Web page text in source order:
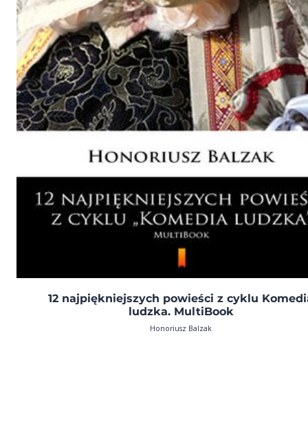
12 najpiękniejszych powieści z cyklu
ludzka. MultiBook
Honoriusz Balzak